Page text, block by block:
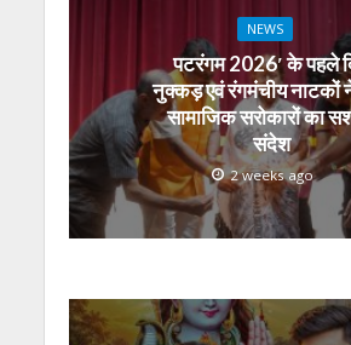
NEWS
पटरंगम 2026′ के पहले
नुक्कड़ एवं रंगमंचीय नाटकों
सामाजिक सरोकारों का
संदेश
2 weeks ago